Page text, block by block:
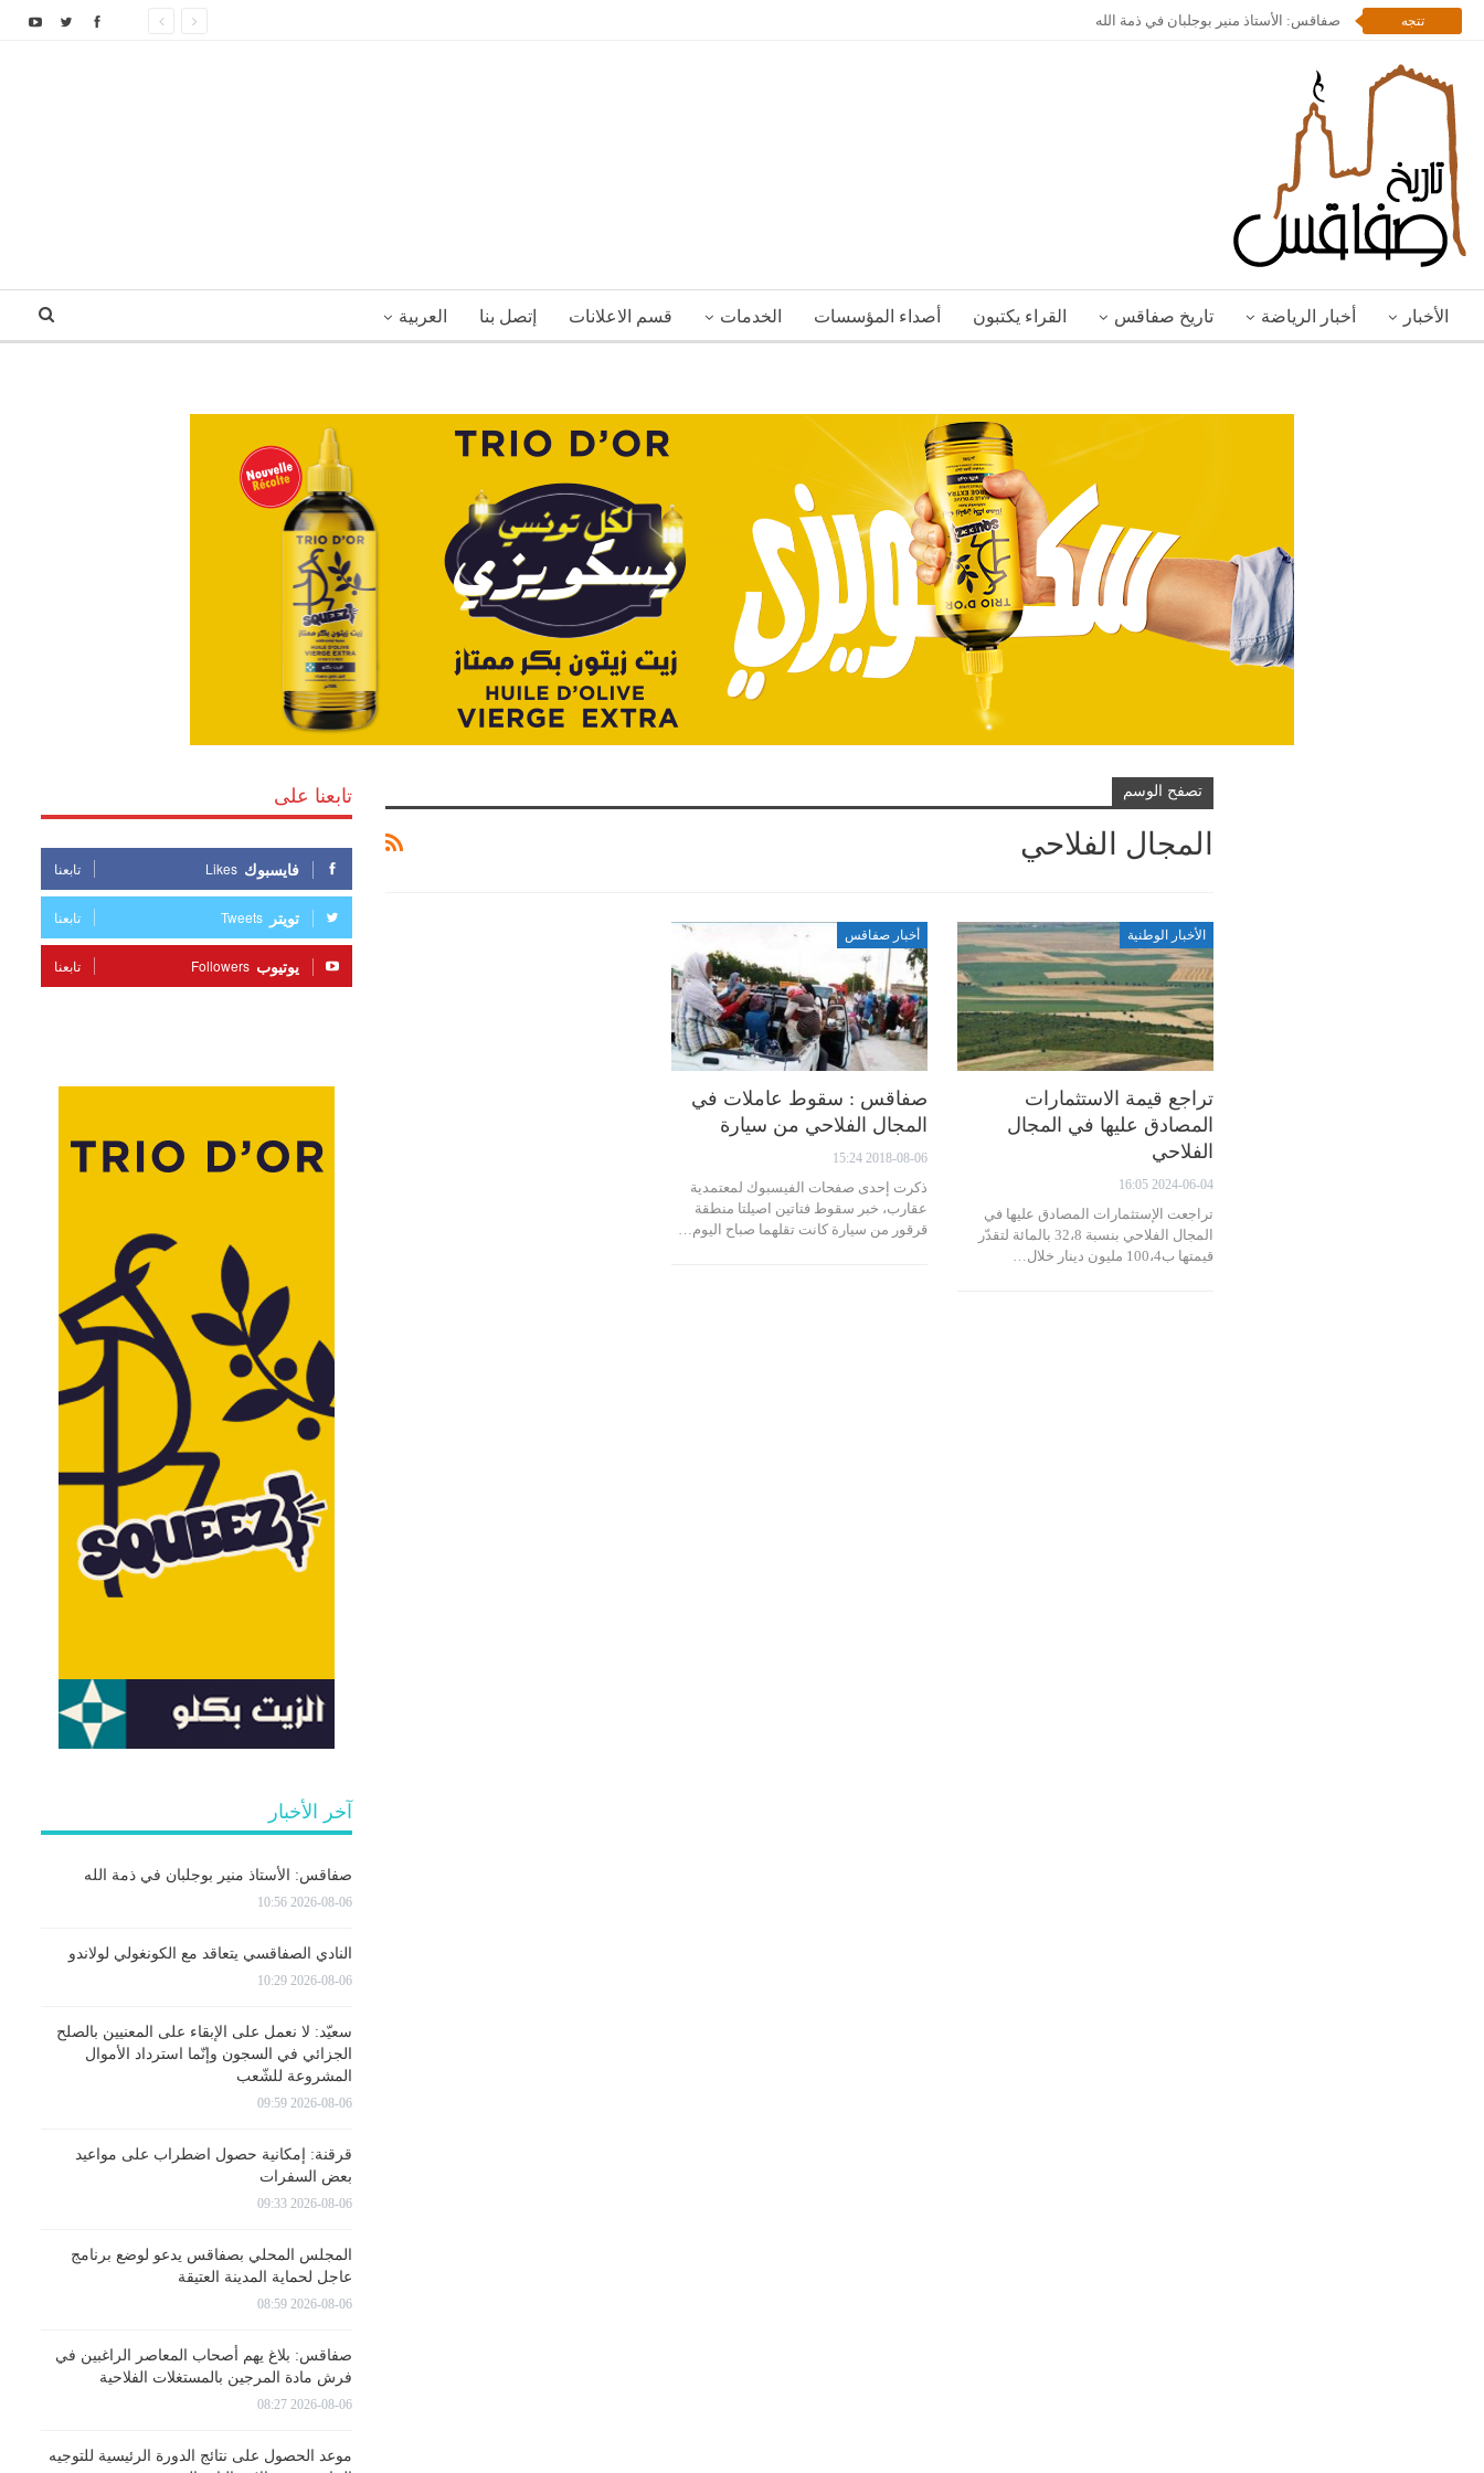
تتجه صفاقس: الأستاذ منير بوجلبان في ذمة الله
الأخبار أخبار الرياضة تاريخ صفاقس القراء يكتبون أصداء المؤسسات الخدمات قسم الاعلانات إتصل بنا العربية
تصفح الوسم
المجال الفلاحي
الأخبار الوطنية
تراجع قيمة الاستثمارات
المصادق عليها في المجال
الفلاحي
2024-06-04 16:05
تراجعت الإستثمارات المصادق عليها في
المجال الفلاحي بنسبة 32،8 بالمائة لتقدّر
قيمتها ب100،4 مليون دينار خلال…
أخبار صفاقس
صفاقس : سقوط عاملات في
المجال الفلاحي من سيارة
2018-08-06 15:24
ذكرت إحدى صفحات الفيسبوك لمعتمدية
عقارب، خبر سقوط فتاتين اصيلتا منطقة
قرقور من سيارة كانت تقلهما صباح اليوم…
تابعنا على
فايسبوك Likes تابعنا
تويتر Tweets تابعنا
يوتيوب Followers تابعنا
آخر الأخبار
صفاقس: الأستاذ منير بوجلبان في ذمة الله
2026-08-06 10:56
النادي الصفاقسي يتعاقد مع الكونغولي لولاندو
2026-08-06 10:29
سعيّد: لا نعمل على الإبقاء على المعنيين بالصلح
الجزائي في السجون وإنّما استرداد الأموال
المشروعة للشّعب
2026-08-06 09:59
قرقنة: إمكانية حصول اضطراب على مواعيد
بعض السفرات
2026-08-06 09:33
المجلس المحلي بصفاقس يدعو لوضع برنامج
عاجل لحماية المدينة العتيقة
2026-08-06 08:59
صفاقس: بلاغ يهم أصحاب المعاصر الراغبين في
فرش مادة المرجين بالمستغلات الفلاحية
2026-08-06 08:27
موعد الحصول على نتائج الدورة الرئيسية للتوجيه